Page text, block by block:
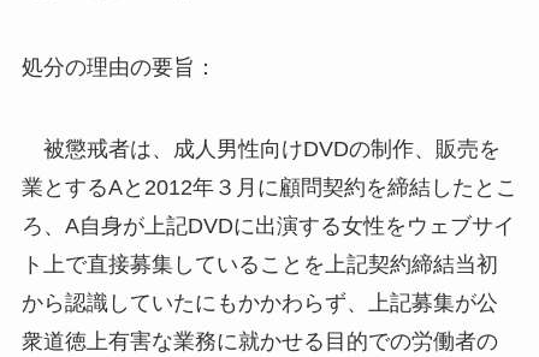
処分の理由の要旨：
被懲戒者は、成人男性向けDVDの制作、販売を
業とするAと2012年３月に顧問契約を締結したとこ
ろ、A自身が上記DVDに出演する女性をウェブサイ
ト上で直接募集していることを上記契約締結当初
から認識していたにもかかわらず、上記募集が公
衆道徳上有害な業務に就かせる目的での労働者の